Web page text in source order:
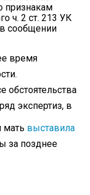
признакам
ч. 2 ст. 213 УК
в сообщении
время
обстоятельства
экспертиз, в
мать выставила
за позднее